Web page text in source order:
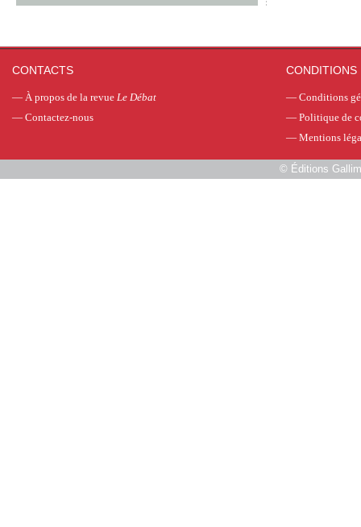
CONTACTS
— À propos de la revue Le Débat
— Contactez-nous
CONDITIONS
— Conditions
— Politique de
— Mentions
© Éditions